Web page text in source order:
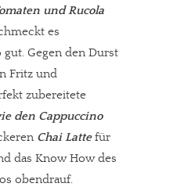
und Rucola
es
Gegen den Durst
Fritz und
zubereitete
den Cappuccino
Chai Lattefür
das Know How des
obendrauf.